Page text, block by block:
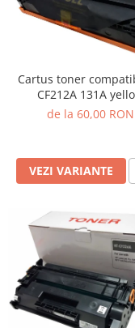
Cartus toner
CF212A 131A
de la 60,00 RON
VEZI VARIANTE